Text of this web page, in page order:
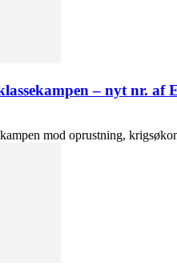
– nyt nr. af
mod oprustning,